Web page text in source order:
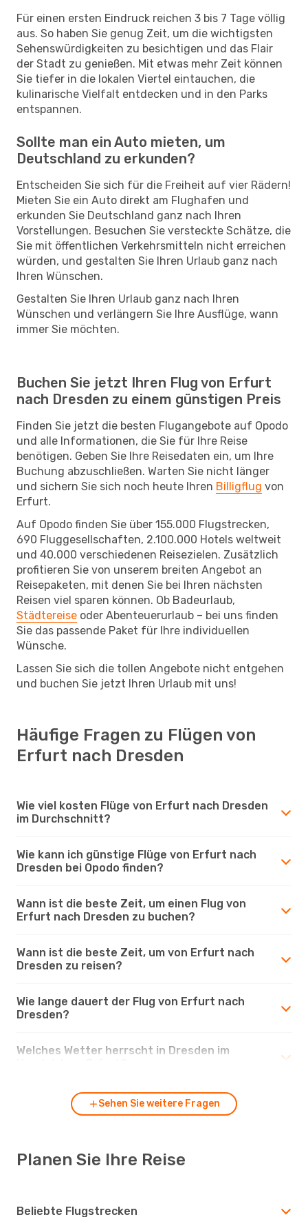
Für einen ersten Eindruck reichen 3 bis 7 Tage völlig
aus. So haben Sie genug Zeit, um die wichtigsten
Sehenswürdigkeiten zu besichtigen und das Flair
der Stadt zu genießen. Mit etwas mehr Zeit können
Sie tiefer in die lokalen Viertel eintauchen, die
kulinarische Vielfalt entdecken und in den Parks
entspannen.
Sollte man ein Auto mieten, um
Deutschland zu erkunden?
Entscheiden Sie sich für die Freiheit auf vier Rädern!
Mieten Sie ein Auto direkt am Flughafen und
erkunden Sie Deutschland ganz nach Ihren
Vorstellungen. Besuchen Sie versteckte Schätze, die
Sie mit öffentlichen Verkehrsmitteln nicht erreichen
würden, und gestalten Sie Ihren Urlaub ganz nach
Ihren Wünschen.
Gestalten Sie Ihren Urlaub ganz nach Ihren
Wünschen und verlängern Sie Ihre Ausflüge, wann
immer Sie möchten.
Buchen Sie jetzt Ihren Flug von Erfurt
nach Dresden zu einem günstigen Preis
Finden Sie jetzt die besten Flugangebote auf Opodo
und alle Informationen, die Sie für Ihre Reise
benötigen. Geben Sie Ihre Reisedaten ein, um Ihre
Buchung abzuschließen. Warten Sie nicht länger
und sichern Sie sich noch heute Ihren Billigflug von
Erfurt.
Auf Opodo finden Sie über 155.000 Flugstrecken,
690 Fluggesellschaften, 2.100.000 Hotels weltweit
und 40.000 verschiedenen Reisezielen. Zusätzlich
profitieren Sie von unserem breiten Angebot an
Reisepaketen, mit denen Sie bei Ihren nächsten
Reisen viel sparen können. Ob Badeurlaub,
Städtereise oder Abenteuerurlaub – bei uns finden
Sie das passende Paket für Ihre individuellen
Wünsche.
Lassen Sie sich die tollen Angebote nicht entgehen
und buchen Sie jetzt Ihren Urlaub mit uns!
Häufige Fragen zu Flügen von
Erfurt nach Dresden
Wie viel kosten Flüge von Erfurt nach Dresden
im Durchschnitt?
Wie kann ich günstige Flüge von Erfurt nach
Dresden bei Opodo finden?
Wann ist die beste Zeit, um einen Flug von
Erfurt nach Dresden zu buchen?
Wann ist die beste Zeit, um von Erfurt nach
Dresden zu reisen?
Wie lange dauert der Flug von Erfurt nach
Dresden?
Welches Wetter herrscht in Dresden im
Sehen Sie weitere Fragen
Planen Sie Ihre Reise
Beliebte Flugstrecken